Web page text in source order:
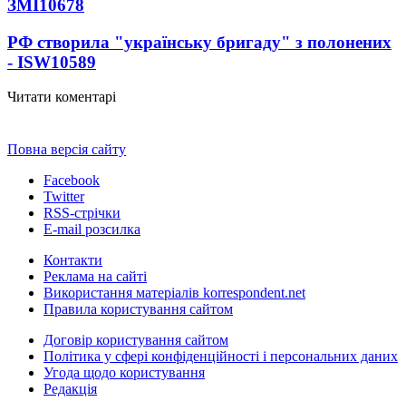
ЗМІ 10678
РФ створила "українську бригаду" з полонених
- ISW10589
Читати коментарі
Повна версія сайту
Facebook
Twitter
RSS-стрічки
E-mail розсилка
Контакти
Реклама на сайті
Використання матеріалів korrespondent.net
Правила користування сайтом
Договір користування сайтом
Політика у сфері конфіденційності і персональних даних
Угода щодо користування
Редакція